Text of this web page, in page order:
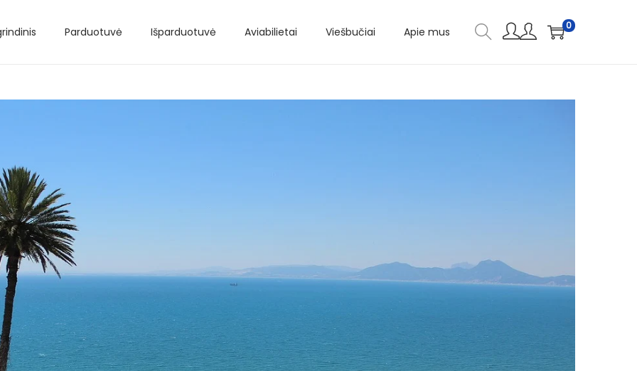
Parduotuvė Išparduotuvė Aviabilietai Viešbučiai Apie mus 0